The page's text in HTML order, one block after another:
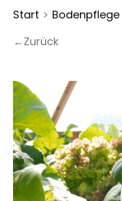
Start > Bodenpflege
←Zurück